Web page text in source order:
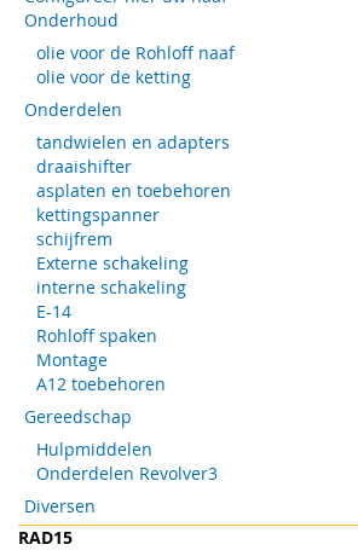
Onderhoud
olie voor de Rohloff naaf
olie voor de ketting
Onderdelen
tandwielen en adapters
draaishifter
asplaten en toebehoren
kettingspanner
schijfrem
Externe schakeling
interne schakeling
E-14
Rohloff spaken
Montage
A12 toebehoren
Gereedschap
Hulpmiddelen
Onderdelen Revolver3
Diversen
RAD15